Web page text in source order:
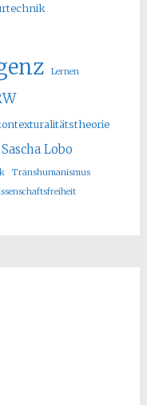
Lernen
Sascha Lobo
Transhumanismus